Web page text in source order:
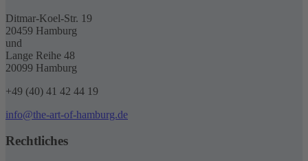
Ditmar-Koel-Str. 19
20459 Hamburg
und
Lange Reihe 48
20099 Hamburg
+49 (40) 41 42 44 19
info@the-art-of-hamburg.de
Rechtliches